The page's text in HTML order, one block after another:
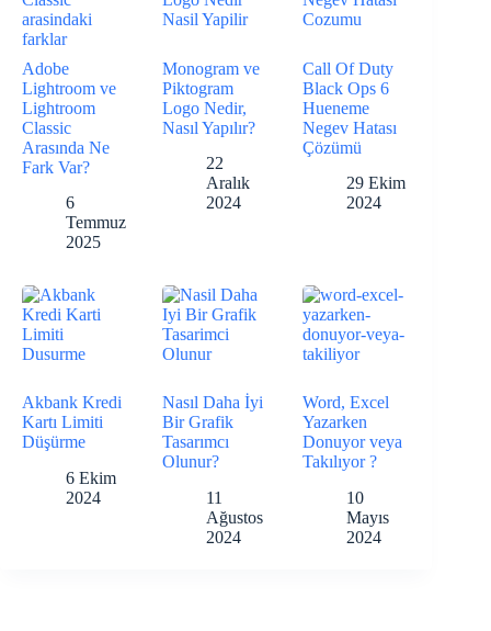
Adobe
Lightroom ve
Lightroom
Classic
Arasında Ne
Fark Var?
6
Temmuz
2025
Monogram ve
Piktogram
Logo Nedir,
Nasıl Yapılır?
22
Aralık
2024
Call Of Duty
Black Ops 6
Hueneme
Negev Hatası
Çözümü
29 Ekim
2024
Akbank Kredi
Kartı Limiti
Düşürme
6 Ekim
2024
Nasıl Daha İyi
Bir Grafik
Tasarımcı
Olunur?
11
Ağustos
2024
Word, Excel
Yazarken
Donuyor veya
Takılıyor ?
10
Mayıs
2024